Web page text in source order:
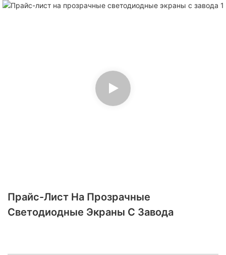
Прайс-Лист На Прозрачные
Светодиодные Экраны С Завода